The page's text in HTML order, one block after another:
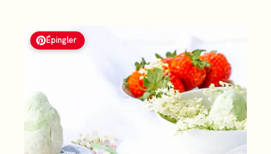
Épingler